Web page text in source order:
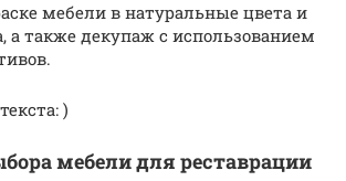
мебели в натуральные цвета и
а также декупаж с использованием
)
мебели для реставрации